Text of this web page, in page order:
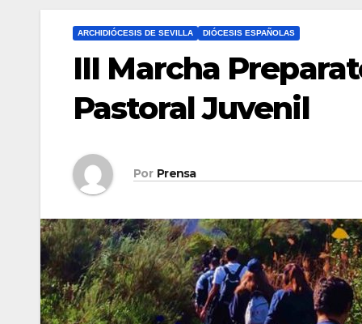
ARCHIDIÓCESIS DE SEVILLA DIÓCESIS ESPAÑOLAS
III Marcha
Pastoral Juvenil
Por Prensa